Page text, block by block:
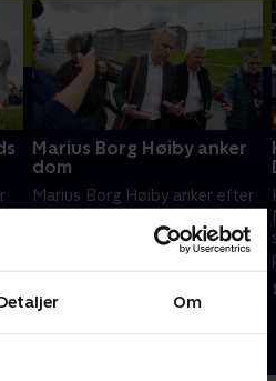
Om
Marius Borg Høiby anker
dom
Marius Borg Høiby anker efter
han blev idømt tidligere i dag,
oplyser hans forsvarere her til
medie VG.